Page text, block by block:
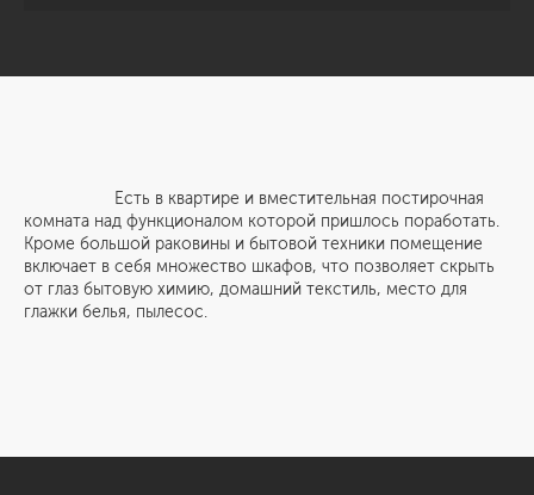
Есть в квартире и вместительная постирочная
комната над функционалом которой пришлось поработать.
Кроме большой раковины и бытовой техники помещение
включает в себя множество шкафов, что позволяет скрыть
от глаз бытовую химию, домашний текстиль, место для
глажки белья, пылесос.